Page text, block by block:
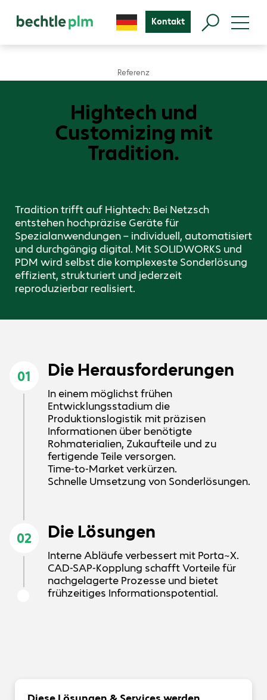
Kontakt
Referenz
Hightech und
Customizing mit
Tradition.
Tradition trifft auf Hightech: Bei Netzsch
entstehen hochpräzise Geräte für
Spezialanwendungen – individuell, automatisiert
und durchgängig digital. Mit SOLIDWORKS und
PDM wird selbst die komplexeste Sonderlösung
effizient, strukturiert und jederzeit
reproduzierbar realisiert.
01 Die Herausforderungen
In einem möglichst frühen
Entwicklungsstadium die
Produktionslogistik mit präzisen
Informationen über benötigte
Rohmaterialien, Zukaufteile und zu
fertigende Teile versorgen.
Time-to-Market verkürzen.
Schnelle Umsetzung von Sonderlösungen.
02 Die Lösungen
Interne Abläufe verbessert mit Porta~X.
CAD-SAP-Kopplung schafft Vorteile für
nachgelagerte Prozesse und bietet
frühzeitiges Informationspotential.